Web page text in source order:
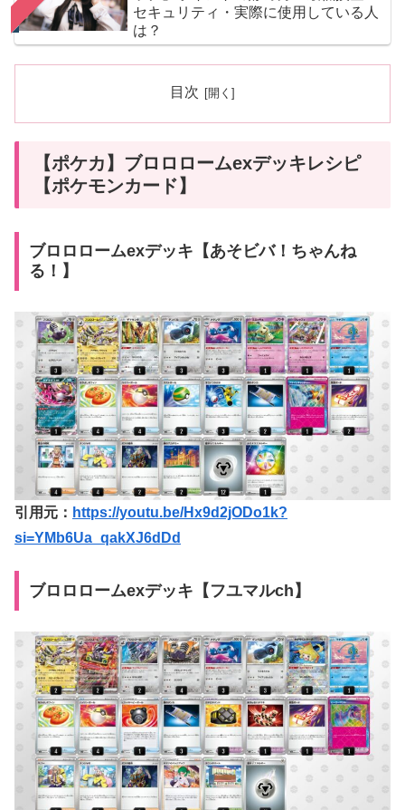
セキュリティ・実際に使用している人
は？
目次
【ポケカ】ブロロロームexデッキレシピ
【ポケモンカード】
ブロロロームexデッキ【あそビバ！ちゃんね
る！】
引用元： https://youtu.be/Hx9d2jODo1k?
si=YMb6Ua_qakXJ6dDd
ブロロロームexデッキ【フユマルch】